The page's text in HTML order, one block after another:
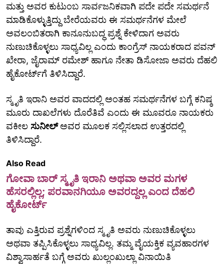
ಮತ್ತು ಅವರ ಕುಟುಂಬ ಸಾರ್ವಜನಿಕವಾಗಿ ಪದೇ ಪದೇ ಸಮರ್ಥನೆ
ಮಾಡಿಕೊಳ್ಳುತ್ತಿದ್ದು ಬೇರೆಯವರು ಈ ಸಮರ್ಥನೆಗಳ ಮೇಲೆ
ಅವಲಂಬಿತರಾಗಿ ಕಾನೂನುಬದ್ಧ ಪ್ರಶ್ನೆ ಕೇಳಿದಾಗ ಅವರು
ನುಣುಚಿಕೊಳ್ಳಲು ಸಾಧ್ಯವಿಲ್ಲ ಎಂದು ಕಾಂಗ್ರೆಸ್ ನಾಯಕರಾದ ಪವನ್
ಖೇರಾ, ಜೈರಾಮ್ ರಮೇಶ್ ಹಾಗೂ ನೇತಾ ಡಿಸೋಜಾ ಅವರು ದೆಹಲಿ
ಹೈಕೋರ್ಟ್‌ಗೆ ತಿಳಿಸಿದ್ದಾರೆ.
ಸ್ಮೃತಿ ಇರಾನಿ ಅವರ ವಾದದಲ್ಲಿ ಅಂತಹ ಸಮರ್ಥನೆಗಳ ಬಗ್ಗೆ ಕನಿಷ್ಠ
ಮೂರು ದಾಖಲೆಗಳು ದೊರೆತಿವೆ ಎಂದು ಈ ಮೂವರೂ ನಾಯಕರು
ವಕೀಲ ಸುನೀಲ್‌ಅವರ ಮೂಲಕ ಸಲ್ಲಿಸಲಾದ ಉತ್ತರದಲ್ಲಿ
ತಿಳಿಸಿದ್ದಾರೆ.
Also Read
ಗೋವಾ ಬಾರ್‌ ಸ್ಮೃತಿ ಇರಾನಿ ಅಥವಾ ಅವರ ಮಗಳ
ಹೆಸರಲ್ಲಿಲ್ಲ; ಪರವಾನಗಿಯೂ ಅವರದ್ದಲ್ಲ ಎಂದ ದೆಹಲಿ
ಹೈಕೋರ್ಟ್
ತಾವು ಎತ್ತಿರುವ ಪ್ರಶ್ನೆಗಳಿಂದ ಸ್ಮೃತಿ ಅವರು ನುಣುಚಿಕೊಳ್ಳಲು
ಅಥವಾ ತಪ್ಪಿಸಿಕೊಳ್ಳಲು ಸಾಧ್ಯವಿಲ್ಲ. ತಮ್ಮ ವೈಯಕ್ತಿಕ ವ್ಯವಹಾರಗಳ
ವಿಶ್ವಾಸಾರ್ಹತೆ ಬಗ್ಗೆ ಅವರು ಖುಲ್ಲಂಖುಲ್ಲಾ ವಿನಾಯಿತಿ